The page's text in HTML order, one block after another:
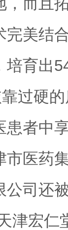
完美结
培育出
靠过硬
患者中
市医药
司还
津宏